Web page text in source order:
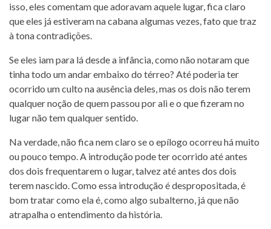
isso, eles comentam que adoravam aquele lugar, fica claro
que eles já estiveram na cabana algumas vezes, fato que traz
à tona contradições.
Se eles iam para lá desde a infância, como não notaram que
tinha todo um andar embaixo do térreo? Até poderia ter
ocorrido um culto na ausência deles, mas os dois não terem
qualquer noção de quem passou por ali e o que fizeram no
lugar não tem qualquer sentido.
Na verdade, não fica nem claro se o epílogo ocorreu há muito
ou pouco tempo. A introdução pode ter ocorrido até antes
dos dois frequentarem o lugar, talvez até antes dos dois
terem nascido. Como essa introdução é despropositada, é
bom tratar como ela é, como algo subalterno, já que não
atrapalha o entendimento da história.